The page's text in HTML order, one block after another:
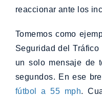
reaccionar ante los
Tomemos como
Seguridad del
un solo mensaje de
segundos. En ese
fútbol a 55 mph.